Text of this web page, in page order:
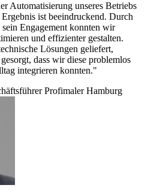
Automatisierung unseres Betriebs
ist beeindruckend. Durch
Engagement konnten wir
und effizienter gestalten.
Lösungen geliefert,
dass wir diese problemlos
integrieren konnten."
Profimaler Hamburg